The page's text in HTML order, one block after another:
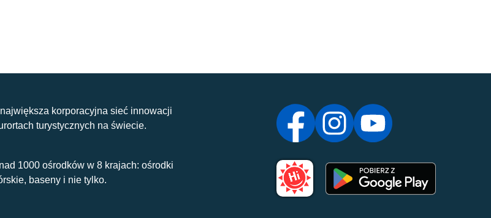
korporacyjna sieć innowacji
turystycznych na świecie.
1000 ośrodków w 8 krajach: ośrodki
baseny i nie tylko.